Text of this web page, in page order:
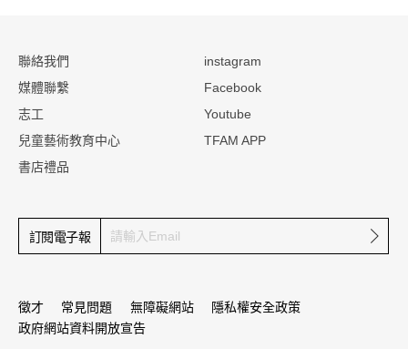
聯絡我們
媒體聯繫
志工
兒童藝術教育中心
書店禮品
instagram
Facebook
Youtube
TFAM APP
訂閱電子報 確定
徵才 常見問題 無障礙網站
隱私權安全政策
政府網站資料開放宣告